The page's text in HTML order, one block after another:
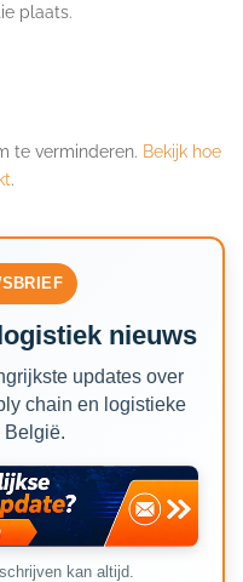
plaats.
te verminderen. Bekijk hoe
.
nieuws
updates over
chain en logistieke
België.
kan altijd.